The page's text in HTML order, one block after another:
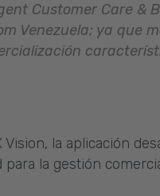
Customer Care &
Venezuela; ya que
la aplicación
la gestión